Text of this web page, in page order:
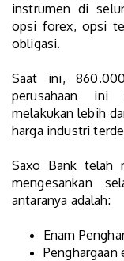
instrumen di
opsi forex, opsi
obligasi.
Saat ini,
perusahaan ini
melakukan lebih
harga industri
Saxo Bank telah
mengesankan
antaranya adalah:
Enam
Penghargaan